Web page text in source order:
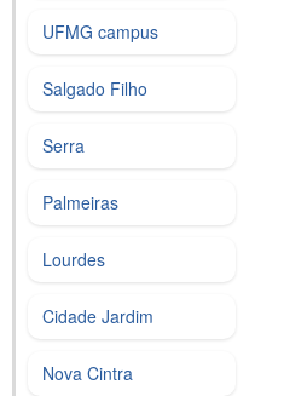
UFMG campus
Salgado Filho
Serra
Palmeiras
Lourdes
Cidade Jardim
Nova Cintra